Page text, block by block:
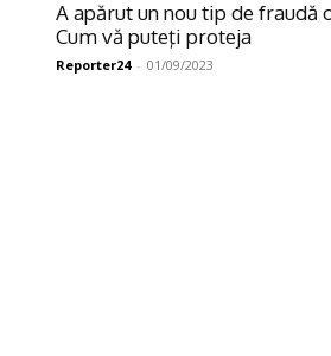
A apărut un nou tip de fraudă
Cum vă puteţi proteja
Reporter24 - 01/09/2023